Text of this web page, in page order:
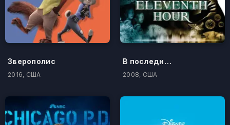
Зверополис
2016, США
В последний миг
2008, США